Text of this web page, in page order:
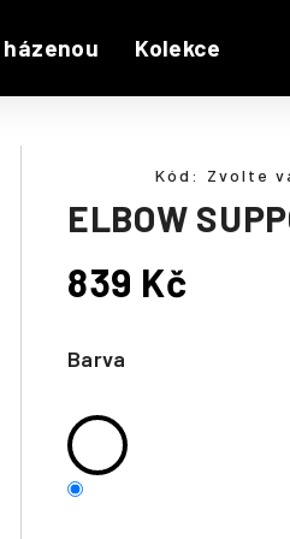
Kolekce
ELBOW
Barva
Kód: Zvolte
839 Kč